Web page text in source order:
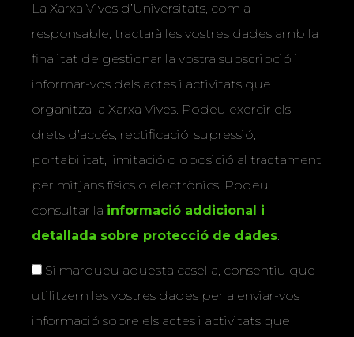
La Xarxa Vives d’Universitats, com a
responsable, tractarà les vostres dades amb la
finalitat de gestionar la vostra subscripció i
informar-vos dels actes i activitats que
organitza la Xarxa Vives. Podeu exercir els
drets d’accés, rectificació, supressió,
portabilitat, limitació o oposició al tractament
per mitjans físics o electrònics. Podeu
consultar la informació addicional i
detallada sobre protecció de dades.
Si marqueu aquesta casella, consentiu que
utilitzem les vostres dades per a enviar-vos
informació sobre els actes i activitats que